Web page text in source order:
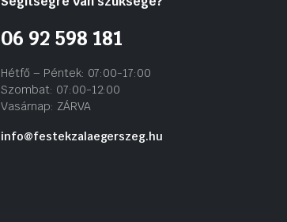
06 92 598 181
Hétfő – Péntek: 07:00-17:00
Szombat: 07:00-12:00
Vasárnap: ZÁRVA
info@festekzalaegerszeg.hu